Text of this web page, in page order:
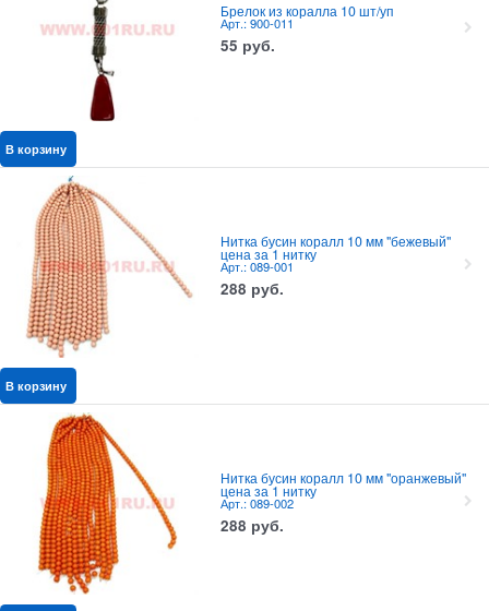
Брелок из коралла 10 шт/уп
Арт.: 900-011
55 руб.
В корзину
Нитка бусин коралл 10 мм "бежевый"
цена за 1 нитку
Арт.: 089-001
288 руб.
В корзину
Нитка бусин коралл 10 мм "оранжевый"
цена за 1 нитку
Арт.: 089-002
288 руб.